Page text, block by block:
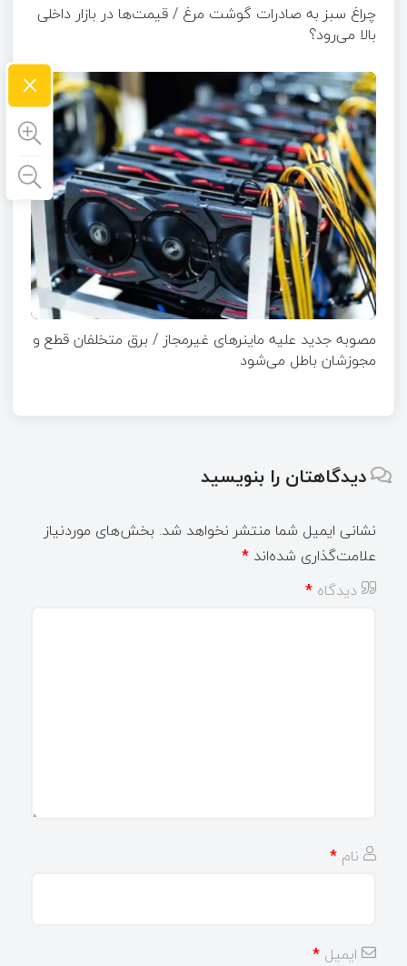
چراغ سبز به صادرات گوشت مرغ / قیمت‌ها در بازار داخلی
بالا می‌رود؟
مصوبه جدید علیه ماینرهای غیرمجاز / برق متخلفان قطع و
مجوزشان باطل می‌شود
دیدگاهتان را بنویسید
نشانی ایمیل شما منتشر نخواهد شد. بخش‌های موردنیاز
علامت‌گذاری شده‌اند *
دیدگاه *
نام *
ایمیل *
×